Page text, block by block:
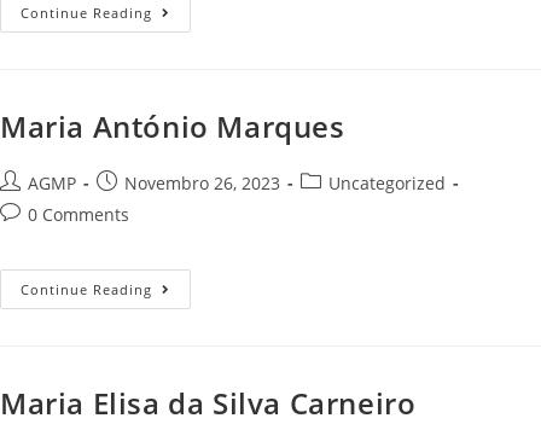
Continue Reading Maria
Joana
Maria António Marques
Post
author:
AGMP
Post
published:
Novembro 26, 2023
PostUncategorized
Post0 Comments
Continue Reading Maria
António
Maria Elisa da Silva Carneiro